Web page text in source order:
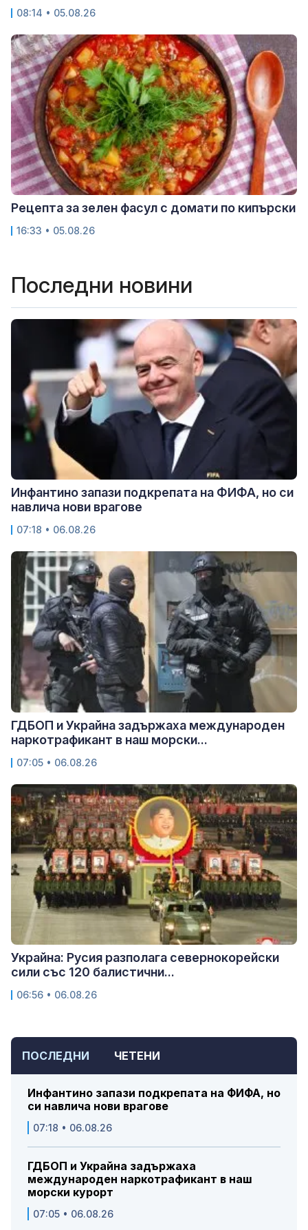
ПОСЛЕДНИ ЧЕТЕНИ
Инфантино запази подкрепата на ФИФА, но
си навлича нови врагове
07:18 • 06.08.26
ГДБОП и Украйна задържаха
международен наркотрафикант в наш
морски курорт
07:05 • 06.08.26
08:14 • 05.08.26
Рецепта за зелен фасул с домати по кипърски
16:33 • 05.08.26
Последни новини
Инфантино запази подкрепата на ФИФА, но си
навлича нови врагове
07:18 • 06.08.26
ГДБОП и Украйна задържаха международен
наркотрафикант в наш морски...
07:05 • 06.08.26
Украйна: Русия разполага севернокорейски
сили със 120 балистични...
06:56 • 06.08.26